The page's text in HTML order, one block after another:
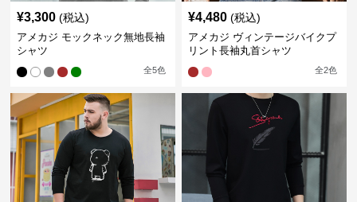
¥3,300 (税込)
アメカジ モックネック無地長袖
シャツ
全5色
¥4,480 (税込)
アメカジ ヴィンテージバイクプ
リント長袖丸首シャツ
全2色